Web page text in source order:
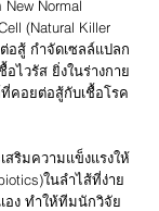
Normal
(Natural Killer
อสู้ กำจัดเซลล์แปลก
ไวรัส ยิ่งในร่างกาย
ที่คอยต่อสู้กับเชื้อโรค
สริมความแข็งแรงให้
ในลำไส้ที่ง่าย
อง ทำให้ทีมนักวิจัย